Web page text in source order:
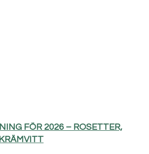
FÖR 2026 – ROSETTER,